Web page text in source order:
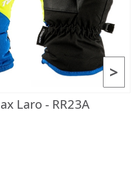
>
Laro - RR23A